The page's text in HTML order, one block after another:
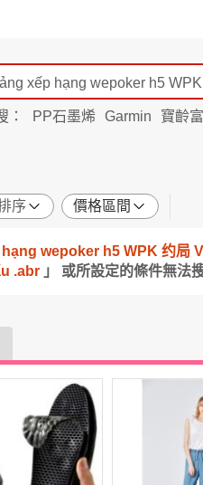
： PP石墨烯 Garmin 寶齡
序 價格區間
wepoker h5 WPK 约局
.abr 」 或所設定的條件無法